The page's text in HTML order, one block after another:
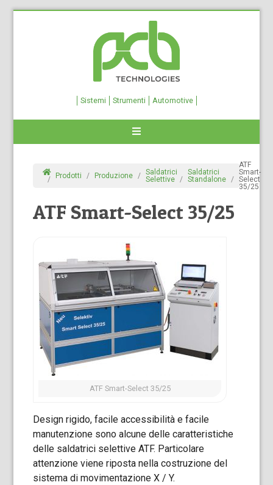
Sistemi Strumenti Automotive
Prodotti Produzione
Saldatrici
Selettive
Saldatrici
Standalone
ATF
Smart-
Select
35/25
ATF Smart-Select 35/25
ATF Smart-Select 35/25
Design rigido, facile accessibilità e facile
manutenzione sono alcune delle caratteristiche
delle saldatrici selettive ATF. Particolare
attenzione viene riposta nella costruzione del
sistema di movimentazione X / Y.